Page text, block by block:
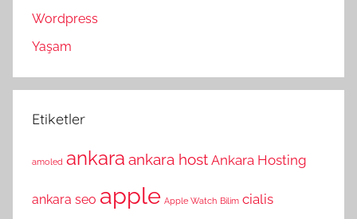
Wordpress
Yaşam
Etiketler
amoled ankara ankara host Ankara Hosting
ankara seo apple Apple Watch Bilim cialis